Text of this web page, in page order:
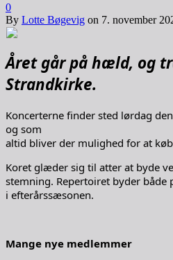
0
By Lotte Bøgevig on 7. november
Året går på hæld, og
Strandkirke.
Koncerterne finder sted lørdag
og som
altid bliver der mulighed for at
Koret glæder sig til atter at byde
stemning. Repertoiret byder
i efterårssæsonen.
Mange nye medlemmer